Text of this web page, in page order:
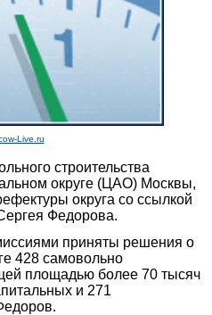
Live.ru
строительства
округе (ЦАО) Москвы,
округа со ссылкой
Федорова.
приняты решения о
428 самовольно
площадью более 70 тысяч
и 271